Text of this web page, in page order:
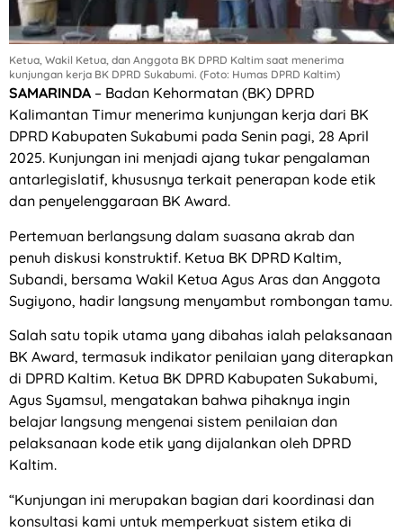
Ketua, Wakil Ketua, dan Anggota BK DPRD Kaltim saat menerima
kunjungan kerja BK DPRD Sukabumi. (Foto: Humas DPRD Kaltim)
SAMARINDA – Badan Kehormatan (BK) DPRD
Kalimantan Timur menerima kunjungan kerja dari BK
DPRD Kabupaten Sukabumi pada Senin pagi, 28 April
2025. Kunjungan ini menjadi ajang tukar pengalaman
antarlegislatif, khususnya terkait penerapan kode etik
dan penyelenggaraan BK Award.
Pertemuan berlangsung dalam suasana akrab dan
penuh diskusi konstruktif. Ketua BK DPRD Kaltim,
Subandi, bersama Wakil Ketua Agus Aras dan Anggota
Sugiyono, hadir langsung menyambut rombongan tamu.
Salah satu topik utama yang dibahas ialah pelaksanaan
BK Award, termasuk indikator penilaian yang diterapkan
di DPRD Kaltim. Ketua BK DPRD Kabupaten Sukabumi,
Agus Syamsul, mengatakan bahwa pihaknya ingin
belajar langsung mengenai sistem penilaian dan
pelaksanaan kode etik yang dijalankan oleh DPRD
Kaltim.
“Kunjungan ini merupakan bagian dari koordinasi dan
konsultasi kami untuk memperkuat sistem etika di